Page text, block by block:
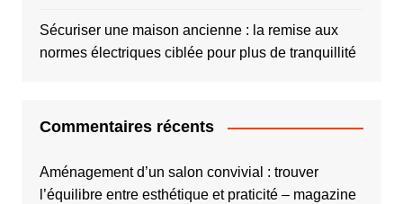
Sécuriser une maison ancienne : la remise aux
normes électriques ciblée pour plus de tranquillité
Commentaires récents
Aménagement d’un salon convivial : trouver
l’équilibre entre esthétique et praticité – magazine